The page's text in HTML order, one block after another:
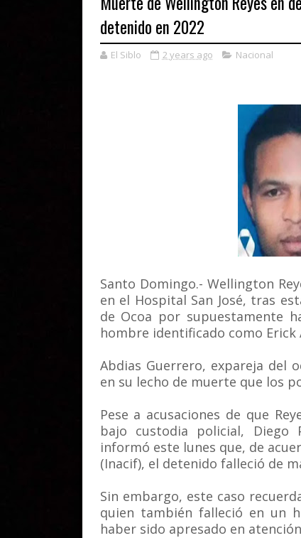
detenido en 2022
El Siblo 2 years ago Nacional
Santo Domingo.- Wellington
en el Hospital San José, tras
de Ocoa por supuestamente
hombre identificado como Erick
Abdias Guerrero, expareja del
en su lecho de muerte que los
Pese a acusaciones de que
bajo custodia policial, Diego
informó este lunes que, de
(Inacif), el detenido falleció de
Sin embargo, este caso
quien también falleció en un
haber sido apresado en